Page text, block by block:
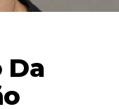
Da